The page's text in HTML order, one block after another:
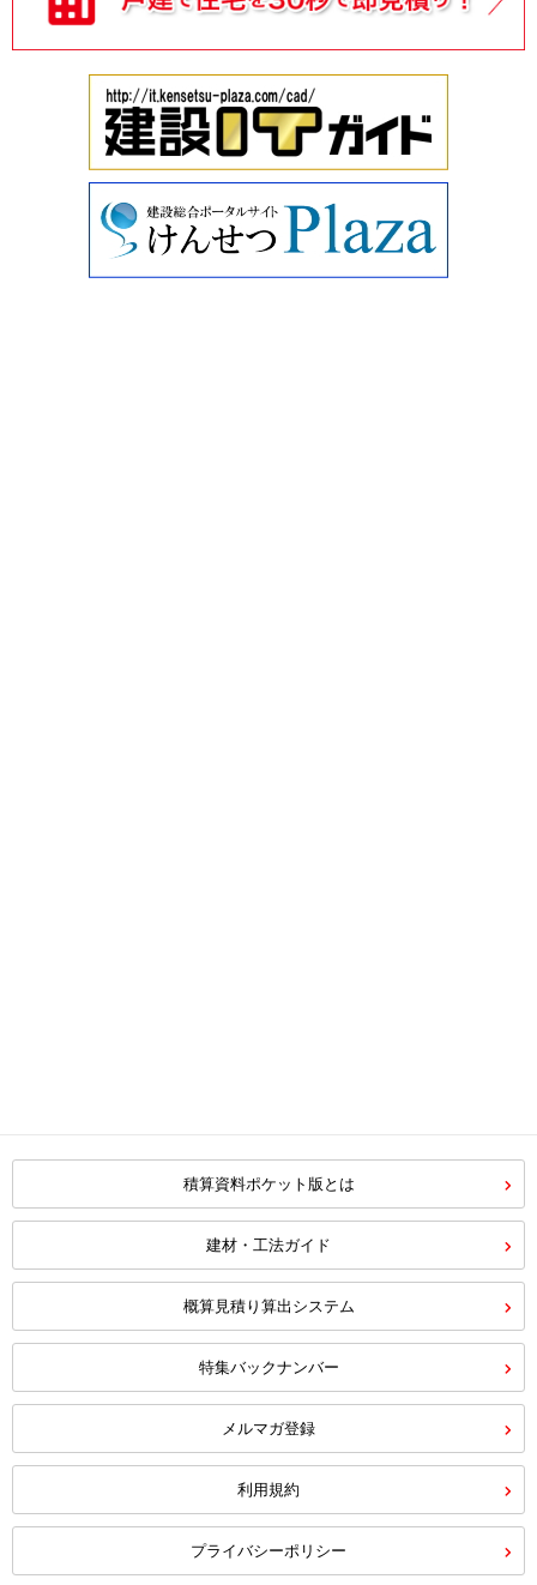
積算資料ポケット版とは
建材・工法ガイド
概算見積り算出システム
特集バックナンバー
メルマガ登録
利用規約
プライバシーポリシー